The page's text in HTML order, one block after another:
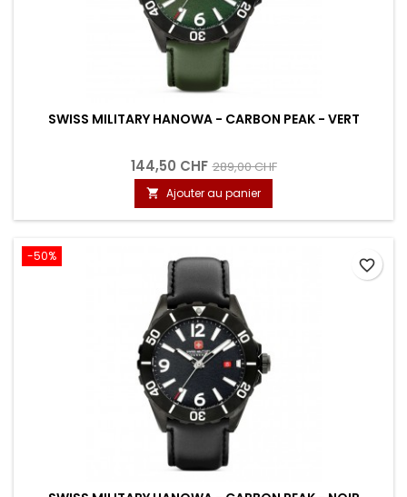
SWISS MILITARY HANOWA - CARBON PEAK - VERT
144,50 CHF 289,00 CHF
 Ajouter au panier
-50%
favorite_border